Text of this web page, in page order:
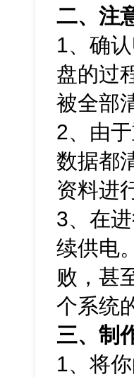
二、注
1、确
盘的过
被全部
2、由
数据都
资料进
3、在
续供电
败，甚
个系统
三、制
1、将